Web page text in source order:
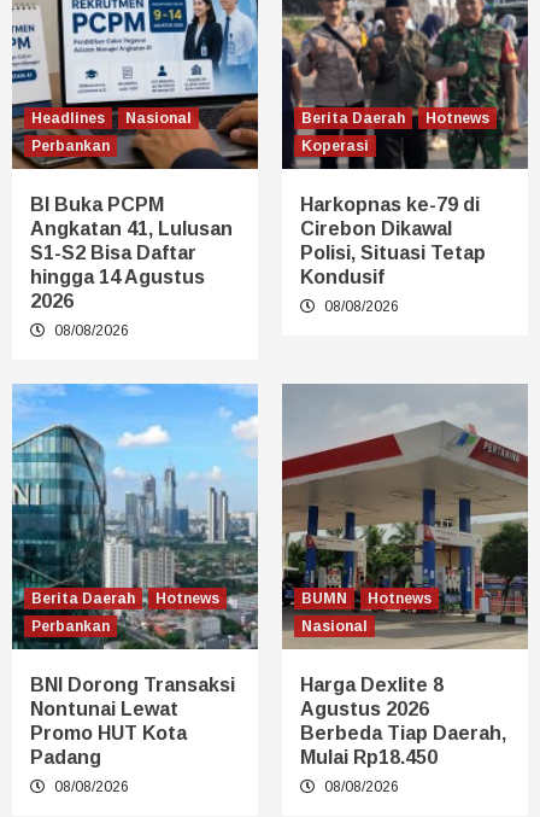
Headlines
Nasional
Perbankan
BI Buka PCPM
Angkatan 41, Lulusan
S1-S2 Bisa Daftar
hingga 14 Agustus
2026
08/08/2026
Berita Daerah
Hotnews
Koperasi
Harkopnas ke-79 di
Cirebon Dikawal
Polisi, Situasi Tetap
Kondusif
08/08/2026
Berita Daerah
Hotnews
Perbankan
BNI Dorong Transaksi
Nontunai Lewat
Promo HUT Kota
Padang
08/08/2026
BUMN
Hotnews
Nasional
Harga Dexlite 8
Agustus 2026
Berbeda Tiap Daerah,
Mulai Rp18.450
08/08/2026